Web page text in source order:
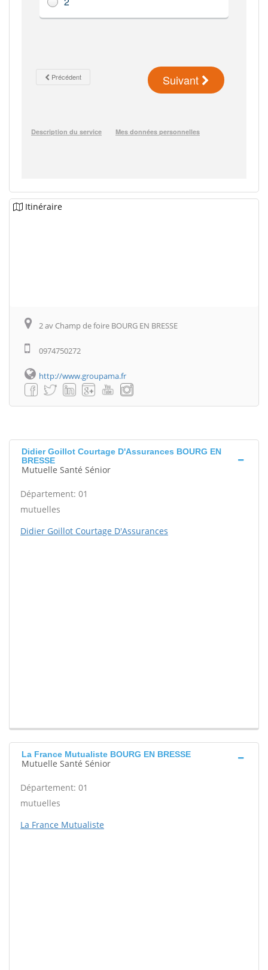
Itinéraire
2 av Champ de foire BOURG EN BRESSE
0974750272
http://www.groupama.fr
Didier Goillot Courtage D'Assurances BOURG EN
BRESSE
Mutuelle Santé Sénior
Département: 01
mutuelles
Didier Goillot Courtage D'Assurances
La France Mutualiste BOURG EN BRESSE
Mutuelle Santé Sénior
Département: 01
mutuelles
La France Mutualiste